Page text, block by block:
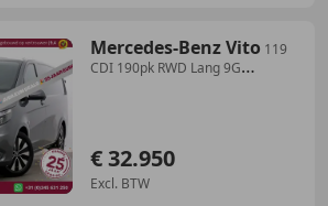
Mercedes-Benz Vito 119
CDI 190pk RWD Lang 9G
€ 32.950
Excl. BTW